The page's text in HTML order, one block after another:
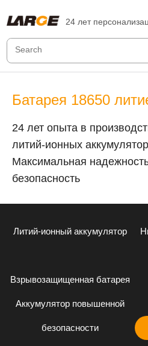
24 лет
Батарея 18650
24 лет опыта в
литий-ионных
Максимальная
безопасность
Литий-ионный аккумулятор
Взрывозащищенная батарея
Аккумулятор повышенной
безопасности